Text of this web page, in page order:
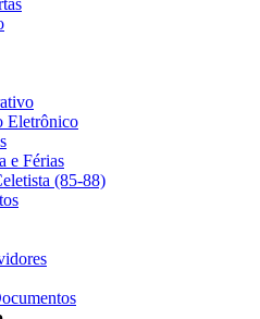
Eletrônico
e Férias
(85-88)